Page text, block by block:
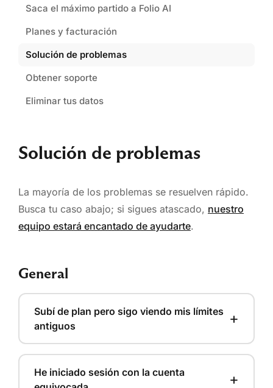
ES
Saca el máximo partido a Folio AI
Planes y facturación
Solución de problemas
Obtener soporte
Eliminar tus datos
Solución de problemas
La mayoría de los problemas se resuelven rápido.
Busca tu caso abajo; si sigues atascado, nuestro
equipo estará encantado de ayudarte.
General
Subí de plan pero sigo viendo mis límites
antiguos
+
He iniciado sesión con la cuenta
+